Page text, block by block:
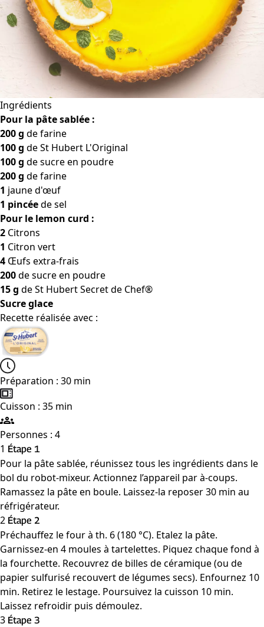
Ingrédients
Pour la pâte sablée :
200 g de farine
100 g de St Hubert L'Original
100 g de sucre en poudre
200 g de farine
1 jaune d'œuf
1 pincéede sel
Pour le lemon curd :
2 Citrons
1 Citron vert
4 Œufs extra-frais
200de sucre en poudre
15 g de St Hubert Secret de Chef®
Sucre glace
Recette réalisée avec :
Préparation : 30 min
Cuisson : 35 min
Personnes : 4
1 Étape 1
Pour la pâte sablée, réunissez tous les ingrédients dans le
bol du robot-mixeur. Actionnez l’appareil par à-coups.
Ramassez la pâte en boule. Laissez-la reposer 30 min au
réfrigérateur.
2 Étape 2
Préchauffez le four à th. 6 (180 °C). Etalez la pâte.
Garnissez-en 4 moules à tartelettes. Piquez chaque fond à
la fourchette. Recouvrez de billes de céramique (ou de
papier sulfurisé recouvert de légumes secs). Enfournez 10
min. Retirez le lestage. Poursuivez la cuisson 10 min.
Laissez refroidir puis démoulez.
3 Étape 3